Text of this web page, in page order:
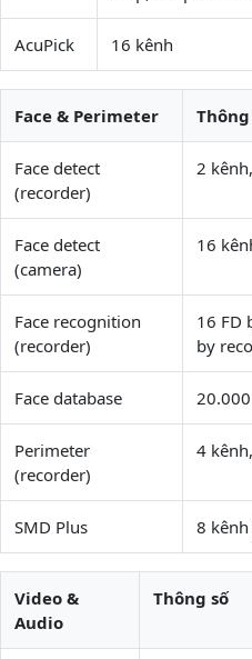
AcuPick 16 kênh
Face & Perimeter Thông
Face detect
(recorder)
2
Face detect
(camera)
16
Face recognition
(recorder)
16 FD
by
Face database
Perimeter
(recorder)
4
SMD Plus 8
Video &
Audio
Thông số